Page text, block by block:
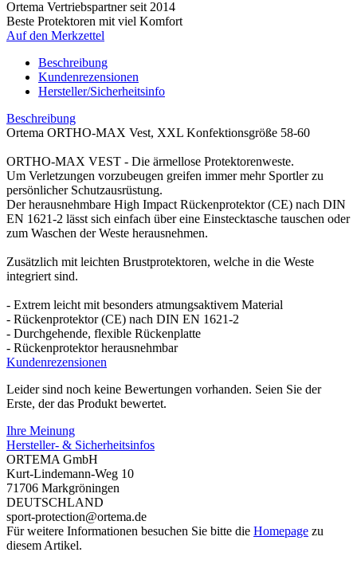
Ortema Vertriebspartner seit 2014
Beste Protektoren mit viel Komfort
Auf den Merkzettel
Beschreibung
Kundenrezensionen
Hersteller/Sicherheitsinfo
Beschreibung
Ortema ORTHO-MAX Vest, XXL Konfektionsgröße 58-60
ORTHO-MAX VEST - Die ärmellose Protektorenweste.
Um Verletzungen vorzubeugen greifen immer mehr Sportler zu
persönlicher Schutzausrüstung.
Der herausnehmbare High Impact Rückenprotektor (CE) nach DIN
EN 1621-2 lässt sich einfach über eine Einstecktasche tauschen oder
zum Waschen der Weste herausnehmen.
Zusätzlich mit leichten Brustprotektoren, welche in die Weste
integriert sind.
- Extrem leicht mit besonders atmungsaktivem Material
- Rückenprotektor (CE) nach DIN EN 1621-2
- Durchgehende, flexible Rückenplatte
- Rückenprotektor herausnehmbar
Kundenrezensionen
Leider sind noch keine Bewertungen vorhanden. Seien Sie der
Erste, der das Produkt bewertet.
Ihre Meinung
Hersteller- & Sicherheitsinfos
ORTEMA GmbH
Kurt-Lindemann-Weg 10
71706 Markgröningen
DEUTSCHLAND
sport-protection@ortema.de
Für weitere Informationen besuchen Sie bitte die Homepage zu
diesem Artikel.